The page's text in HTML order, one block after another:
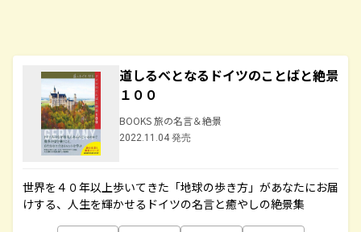
道しるべとなるドイツのことばと絶景
１００
BOOKS 旅の名言＆絶景
2022.11.04 発売
世界を４０年以上歩いてきた「地球の歩き方」があなたにお届
けする、人生を輝かせるドイツの名言と癒やしの絶景集